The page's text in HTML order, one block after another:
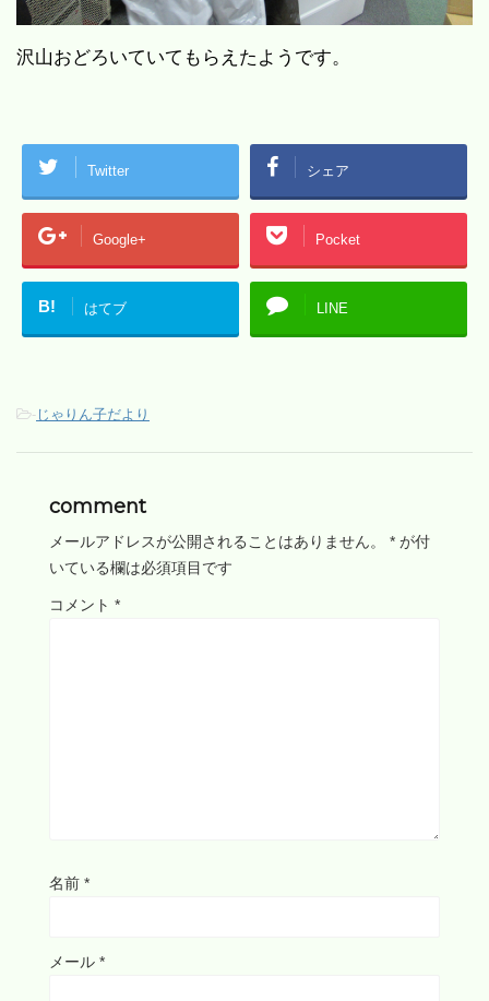
沢山おどろいていてもらえたようです。
Twitter シェア
Google+ Pocket
B! はてブ LINE
- じゃりん子だより
comment
メールアドレスが公開されることはありません。 * が付
いている欄は必須項目です
コメント *
名前 *
メール *